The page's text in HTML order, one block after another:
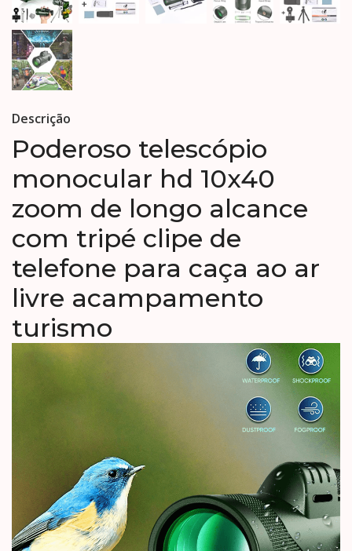
Descrição
Poderoso telescópio
monocular hd 10x40
zoom de longo alcance
com tripé clipe de
telefone para caça ao ar
livre acampamento
turismo